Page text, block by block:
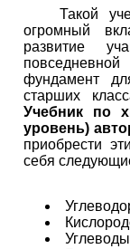
Такой
огромный
развитие
фундамент
старших
Учебник по
уровень)
приобрести
себя